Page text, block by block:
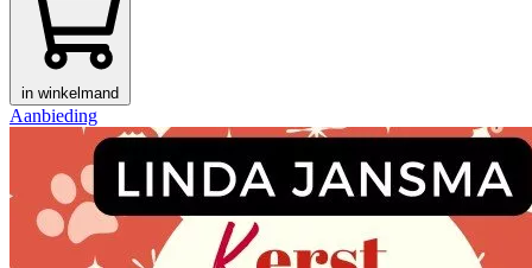
in winkelmand
Aanbieding